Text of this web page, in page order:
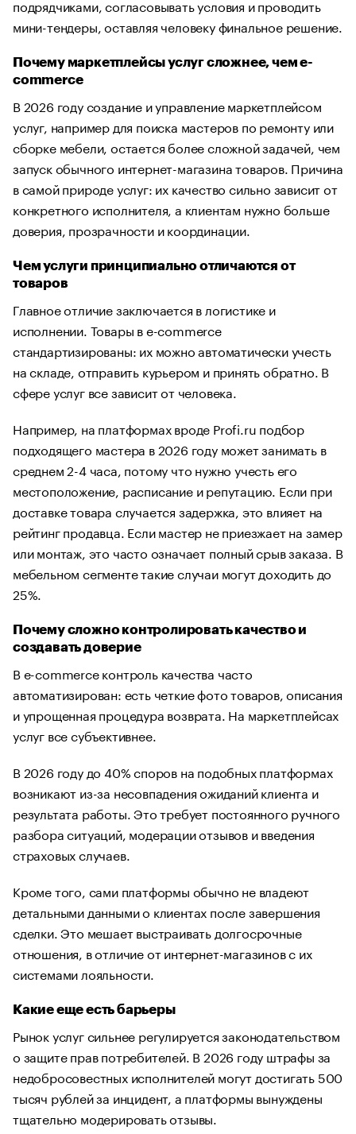
подрядчиками, согласовывать условия и проводить
мини-тендеры, оставляя человеку финальное решение.
Почему маркетплейсы услуг сложнее, чем e-
commerce
В 2026 году создание и управление маркетплейсом
услуг, например для поиска мастеров по ремонту или
сборке мебели, остается более сложной задачей, чем
запуск обычного интернет-магазина товаров. Причина
в самой природе услуг: их качество сильно зависит от
конкретного исполнителя, а клиентам нужно больше
доверия, прозрачности и координации.
Чем услуги принципиально отличаются от
товаров
Главное отличие заключается в логистике и
исполнении. Товары в e-commerce
стандартизированы: их можно автоматически учесть
на складе, отправить курьером и принять обратно. В
сфере услуг все зависит от человека.
Например, на платформах вроде Profi.ru подбор
подходящего мастера в 2026 году может занимать в
среднем 2-4 часа, потому что нужно учесть его
местоположение, расписание и репутацию. Если при
доставке товара случается задержка, это влияет на
рейтинг продавца. Если мастер не приезжает на замер
или монтаж, это часто означает полный срыв заказа. В
мебельном сегменте такие случаи могут доходить до
25%.
Почему сложно контролировать качество и
создавать доверие
В e-commerce контроль качества часто
автоматизирован: есть четкие фото товаров, описания
и упрощенная процедура возврата. На маркетплейсах
услуг все субъективнее.
В 2026 году до 40% споров на подобных платформах
возникают из-за несовпадения ожиданий клиента и
результата работы. Это требует постоянного ручного
разбора ситуаций, модерации отзывов и введения
страховых случаев.
Кроме того, сами платформы обычно не владеют
детальными данными о клиентах после завершения
сделки. Это мешает выстраивать долгосрочные
отношения, в отличие от интернет-магазинов с их
системами лояльности.
Какие еще есть барьеры
Рынок услуг сильнее регулируется законодательством
о защите прав потребителей. В 2026 году штрафы за
недобросовестных исполнителей могут достигать 500
тысяч рублей за инцидент, а платформы вынуждены
тщательно модерировать отзывы.